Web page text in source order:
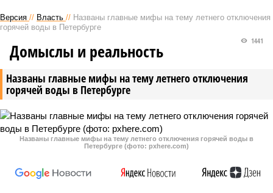
Версия // Власть // Названы главные мифы на тему летнего отключения
горячей воды в Петербурге
Названы главные мифы на тему летнего отключения
горячей воды в Петербурге
1441
Домыслы и реальность
Названы главные мифы на тему летнего отключения горячей воды в
Петербурге (фото: pxhere.com)